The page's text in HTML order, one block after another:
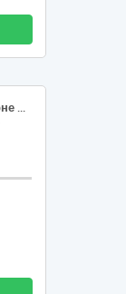
Код ДК 021:2015 30230000-0 Комп’ютерне обладнання (Код ДК 021:2015 30237100-0 Системний блок Ryzen 5 5600 / RTX 5050 8ГБ / 16ГБ DDR4 / SSD 960ГБ)